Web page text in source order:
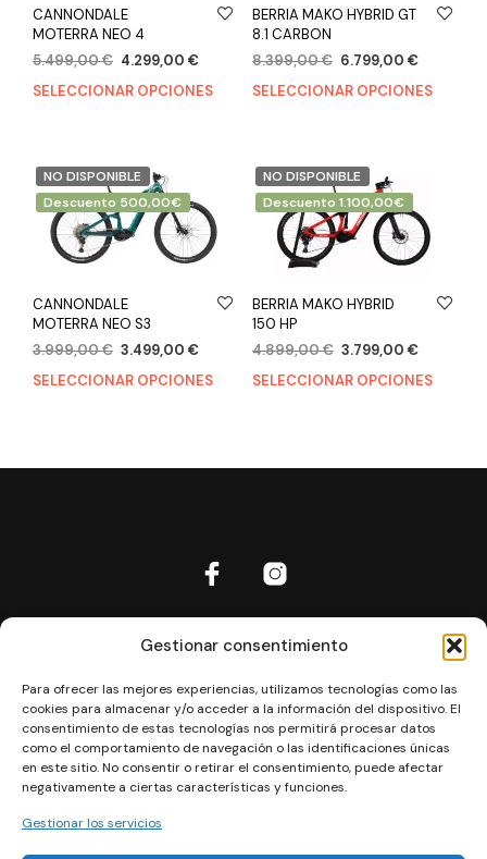
Gestionar consentimiento
Para ofrecer las mejores experiencias, utilizamos tecnologías como las
cookies para almacenar y/o acceder a la información del dispositivo. El
consentimiento de estas tecnologías nos permitirá procesar datos
como el comportamiento de navegación o las identificaciones únicas
en este sitio. No consentir o retirar el consentimiento, puede afectar
negativamente a ciertas características y funciones.
Gestionar los servicios
CANNONDALE
MOTERRA NEO 4
5.499,00€ 4.299,00 €
SELECCIONAR OPCIONES
BERRIA MAKO HYBRID GT
8.1 CARBON
8.399,00€ 6.799,00 €
SELECCIONAR OPCIONES
NO DISPONIBLE
Descuento 500,00€
CANNONDALE
MOTERRA NEO S3
3.999,00€ 3.499,00 €
SELECCIONAR OPCIONES
NO DISPONIBLE
Descuento 1.100,00€
BERRIA MAKO HYBRID
150 HP
4.899,00€ 3.799,00 €
SELECCIONAR OPCIONES
Política de cookies
Política de privacidad
Política de privacidad RRSS
Términos y Condiciones